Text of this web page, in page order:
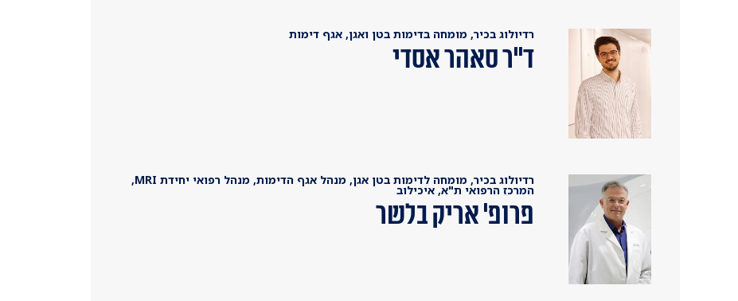
רדיולוג בכיר, מומחה בדימות בטן ואגן, אגף דימות
ד"ר סאהר אסדי
רדיולוג בכיר, מומחה לדימות בטן אגן, מנהל אגף הדימות, מנהל רפואי יחידת MRI,
המרכז הרפואי ת"א, איכילוב
פרופ' אריק בלשר